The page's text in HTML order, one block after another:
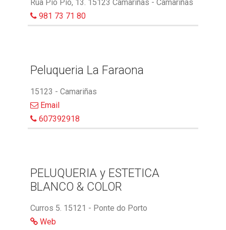
Rúa Pío Pío, 13. 15123 Camariñas - Camariñas
981 73 71 80
Peluqueria La Faraona
15123 - Camariñas
Email
607392918
PELUQUERIA y ESTETICA
BLANCO & COLOR
Curros 5. 15121 - Ponte do Porto
Web